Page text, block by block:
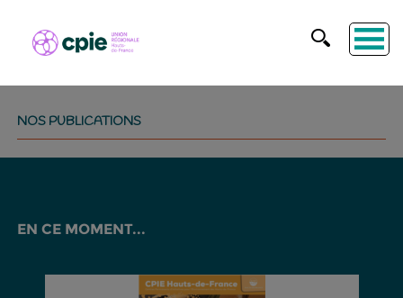
NOS PUBLICATIONS
EN CE MOMENT...